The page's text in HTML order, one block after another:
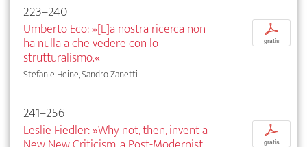
223–240
Umberto Eco: »[L]a nostra ricerca non
ha nulla a che vedere con lo
strutturalismo.«
Stefanie Heine, Sandro Zanetti
p
gratis
241–256
Leslie Fiedler: »Why not, then, invent a
p
gratis